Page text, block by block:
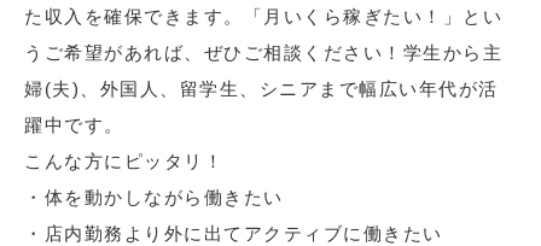
た収入を確保できます。「月いくら稼ぎたい！」とい
うご希望があれば、ぜひご相談ください！学生から主
婦(夫)、外国人、留学生、シニアまで幅広い年代が活
躍中です。
こんな方にピッタリ！
・体を動かしながら働きたい
・店内勤務より外に出てアクティブに働きたい